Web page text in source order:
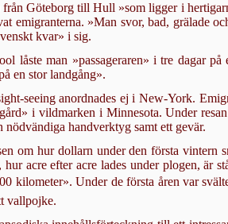
från Göteborg till Hull »som ligger i
emigranterna. »Man svor, bad, grälade
kvar» i sig.
låste man »passageraren» i tre dagar
en stor landgång».
seeing anordnades ej i New-York.
i vildmarken i Minnesota. Under
nöd­vändiga handverktyg samt ett gevär.
om hur dollarn under den första vintern
hur acre efter acre lades under plogen, är
kilome­ter». Under de första åren var
vallpojke.